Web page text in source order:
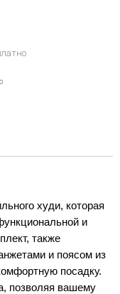
худи, которая
и
также
и поясом из
посадку.
позволяя вашему